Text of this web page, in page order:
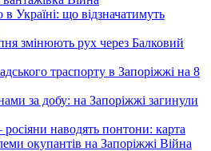
в Україні: що відзначатимуть
змінюють рух через Балковий
траспорту в Запоріжжі на 8
за добу: на Запоріжжі загинули
наводять понтони: карта
окупантів на Запоріжжі Війна